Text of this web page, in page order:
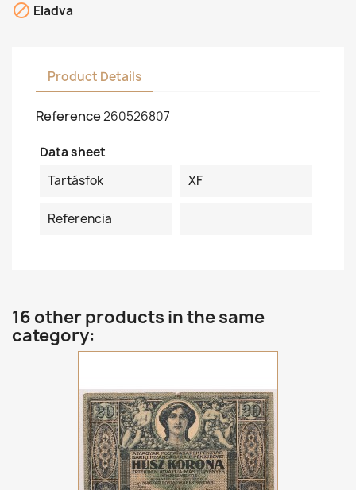
 Eladva
Product Details
Reference260526807
Data sheet
Tartásfok
XF
Referencia
16 other products in the same
category: